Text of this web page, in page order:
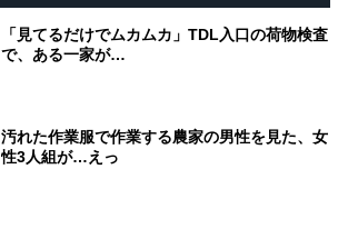
「見てるだけでムカムカ」TDL入口の荷物検査
で、ある一家が…
汚れた作業服で作業する農家の男性を見た、女
性3人組が…えっ